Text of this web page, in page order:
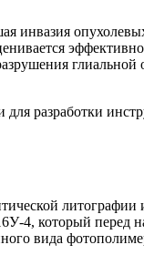
инвазия
глиальной
разработки
литографии
4, который перед
вида